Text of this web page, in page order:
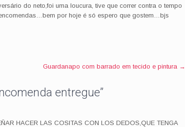
do neto,foi uma loucura, tive que correr contra o tempo
por hoje é só espero que gostem…bjs
Guardanapo com barrado em tecido e pintura →
entregue”
HACER LAS COSITAS CON LOS DEDOS,QUE TENGA